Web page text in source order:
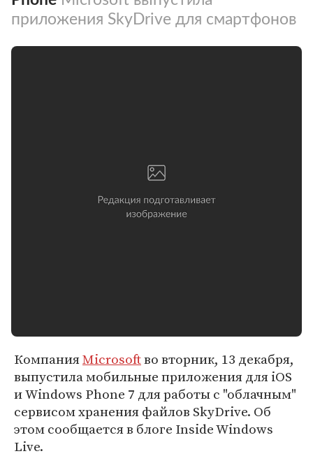
приложения SkyDrive для смартфонов
КомпанияMicrosoftво вторник, 13 декабря,
выпустила мобильные приложения для iOS
и Windows Phone 7 для работы с "облачным"
сервисом хранения файлов SkyDrive. Об
этом сообщается в блоге Inside Windows
Live.